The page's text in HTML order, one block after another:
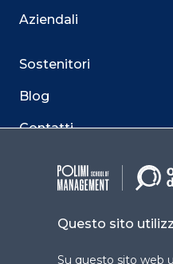
Aziendali
Sostenitori
Blog
Contatti
Questo sito
Su questo sito web